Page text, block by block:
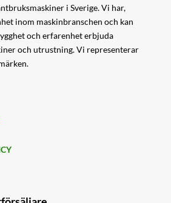
i Sverige. Vi har,
inom maskinbranschen och kan
och erfarenhet erbjuda
och utrustning. Vi representerar